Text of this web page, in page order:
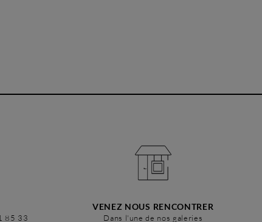
85 33
VENEZ NOUS RENCONTRER
Dans l'une de nos galeries